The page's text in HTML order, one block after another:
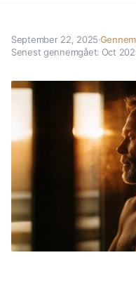
September 22, 2025·
Senest gennemgået: Oct